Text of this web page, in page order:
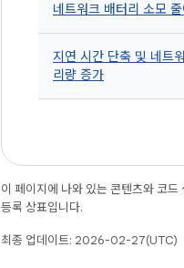
네트워크 배터리 소모 줄
지연 시간 단축 및 네트
리량 증가
이 페이지에 나와 있는 콘텐츠와 코드
등록 상표입니다.
최종 업데이트: 2026-02-27(UTC)